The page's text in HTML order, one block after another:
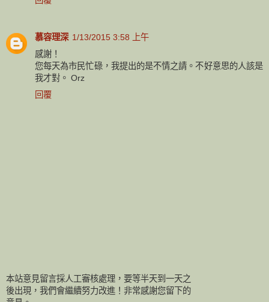
慕容理深 1/13/2015 3:58 上午
感謝！
您每天為市民忙碌，我提出的是不情之請。不好意思的人該是
我才對。 Orz
回覆
本站意見留言採人工審核處理，要等半天到一天之
後出現，我們會繼續努力改進！非常感謝您留下的